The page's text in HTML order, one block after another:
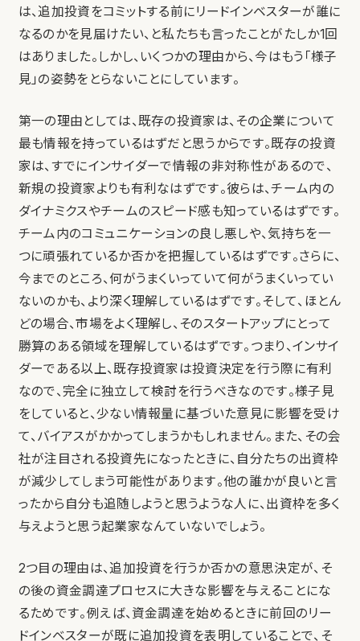
は、追加投資をコミットする前にリードインベスターが誰に
なるのかを見届けたい、と私たちも言ったことがたしか1回
はありました。しかし、いくつかの理由から、今はもう「様子
見」の姿勢をとらないことにしています。
第一の理由としては、既存の投資家は、その企業について
最も情報を持っているはずだと思うからです。既存の投資
家は、すでにインサイダーで情報の非対称性があるので、
新規の投資家よりも有利なはずです。彼らは、チーム内の
ダイナミクスやチームのスピード感も知っているはずです。
チーム内のコミュニケーションの良し悪しや、気持ちを一
つに頑張れているか否かを把握しているはずです。さらに、
今までのところ、何がうまくいっていて何がうまくいってい
ないのかも、より深く理解しているはずです。そして、ほとん
どの場合、市場をよく理解し、そのスタートアップにとって
勝算のある領域を理解しているはずです。つまり、インサイ
ダーである以上、既存投資家は投資決定を行う際に有利
なので、完全に独立して検討を行うべきなのです。様子見
をしていると、少ない情報量に基づいた意見に影響を受け
て、バイアスがかかってしまうかもしれません。また、その会
社が注目される投資先になったときに、自分たちの出資枠
が減少してしまう可能性があります。他の誰かが良いと言
ったから自分も追随しようと思うような人に、出資枠を多く
与えようと思う起業家なんていないでしょう。
2つ目の理由は、追加投資を行うか否かの意思決定が、そ
の後の資金調達プロセスに大きな影響を与えることにな
るためです。例えば、資金調達を始めるときに前回のリー
ドインベスターが既に追加投資を表明していることで、そ